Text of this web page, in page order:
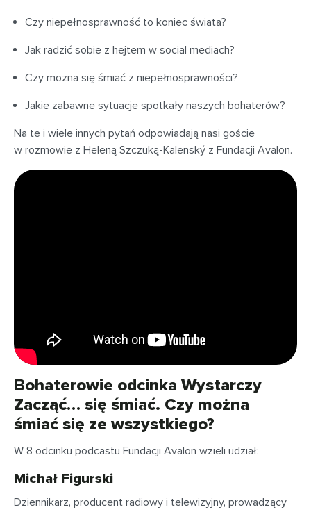
Czy niepełnosprawność to koniec świata?
Jak radzić sobie z hejtem w social mediach?
Czy można się śmiać z niepełnosprawności?
Jakie zabawne sytuacje spotkały naszych bohaterów?
Na te i wiele innych pytań odpowiadają nasi goście
w rozmowie z Heleną Szczuką-Kalenský z Fundacji Avalon.
Bohaterowie odcinka Wystarczy
Zacząć… się śmiać. Czy można
śmiać się ze wszystkiego?
W 8 odcinku podcastu Fundacji Avalon wzieli udział:
Michał Figurski
Dziennikarz, producent radiowy i telewizyjny, prowadzący